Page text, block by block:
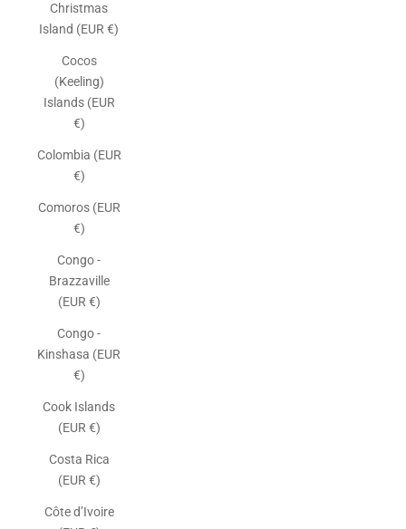
Christmas
Island (EUR €)
Cocos
(Keeling)
Islands (EUR
€)
Colombia (EUR
€)
Comoros (EUR
€)
Congo -
Brazzaville
(EUR €)
Congo -
Kinshasa (EUR
€)
Cook Islands
(EUR €)
Costa Rica
(EUR €)
Côte d’Ivoire